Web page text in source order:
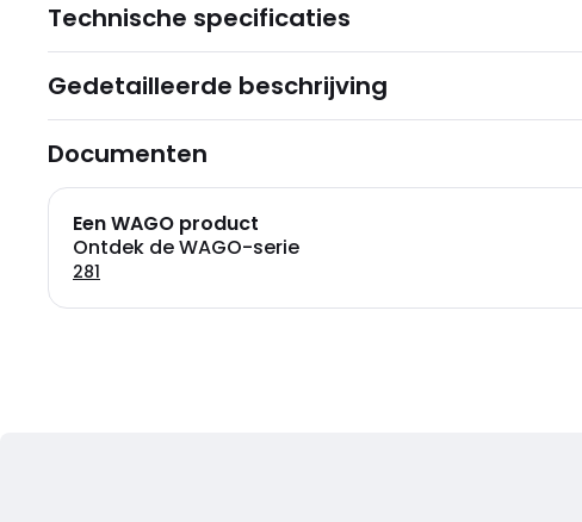
Technische specificaties
Gedetailleerde beschrijving
Documenten
Een WAGO product
Ontdek de WAGO-serie
281